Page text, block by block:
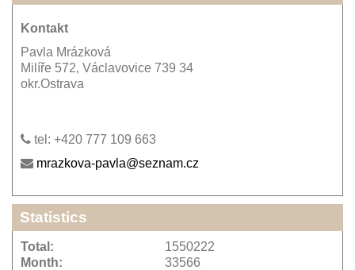
Kontakt
Pavla Mrázková
Milíře 572, Václavovice 739 34
okr.Ostrava
tel: +420 777 109 663
mrazkova-pavla@seznam.cz
Statistics
Total:
1550222
Month:
33566